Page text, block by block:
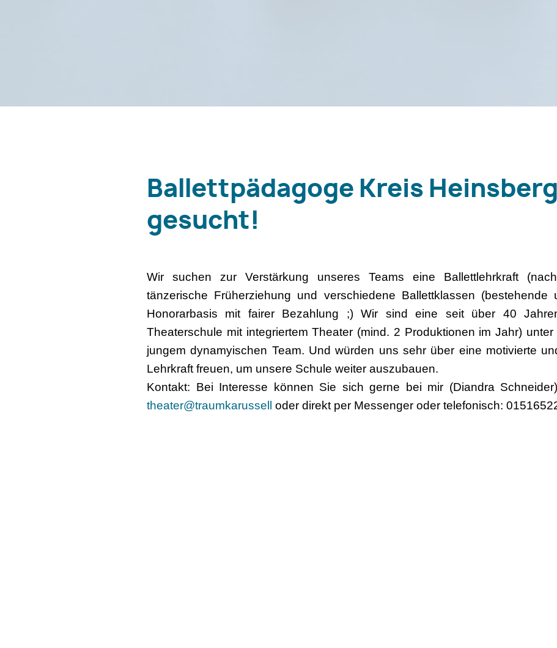
Ballettpädagoge Kreis
gesucht!
Wir suchen zur Verstärkung unseres Teams eine Ballettlehrkraft
tänzerische Früherziehung und verschiedene Ballettklassen
Honorarbasis mit fairer Bezahlung ;) Wir sind eine seit über 40
Theaterschule mit integriertem Theater (mind. 2 Produktionen im Jahr)
jungem dynamyischen Team. Und würden uns sehr über eine motivierte
Lehrkraft freuen, um unsere Schule weiter auszubauen.
Kontakt: Bei Interesse können Sie sich gerne bei mir (Diandra
theater@traumkarussell
oder direkt per Messenger oder telefonisch: